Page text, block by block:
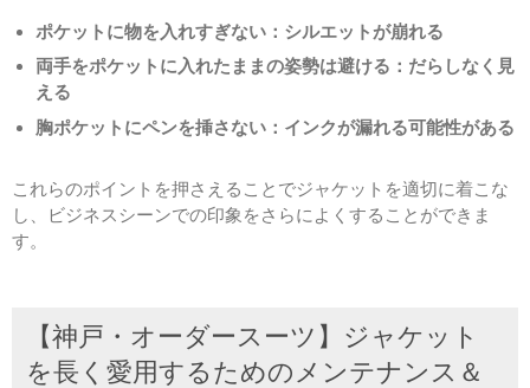
ポケットに物を入れすぎない：シルエットが崩れる
両手をポケットに入れたままの姿勢は避ける：だらしなく見
える
胸ポケットにペンを挿さない：インクが漏れる可能性がある
これらのポイントを押さえることでジャケットを適切に着こな
し、ビジネスシーンでの印象をさらによくすることができま
す。
【神戸・オーダースーツ】ジャケット
を長く愛用するためのメンテナンス＆